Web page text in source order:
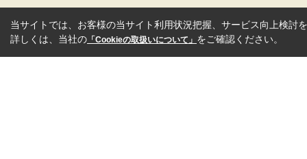
当サイトでは、お客様の当サイト利用状況把握、サービス向上検討
詳しくは、当社の 「Cookieの取扱いについて」 をご確認ください。